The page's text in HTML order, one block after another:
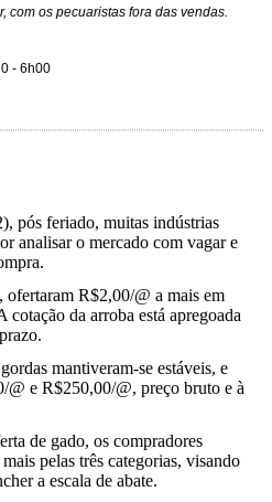
com os pecuaristas fora das vendas.
- 6h00
pós feriado, muitas indústrias
analisar o mercado com vagar e
ofertaram R$2,00/@ a mais em
da arroba está apregoada
mantiveram-se estáveis, e
@ e R$250,00/@, preço bruto e à
de gado, os compradores
pelas três categorias, visando
a escala de abate.